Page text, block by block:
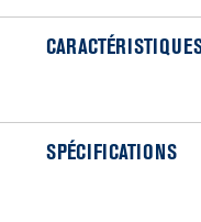
SPÉCIFICATIONS